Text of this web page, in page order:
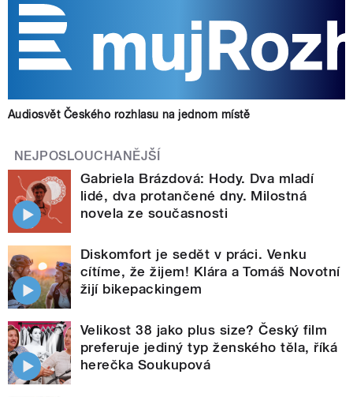
Audiosvět Českého rozhlasu na jednom místě
NEJPOSLOUCHANĚJŠÍ
Gabriela Brázdová: Hody. Dva mladí
lidé, dva protančené dny. Milostná
novela ze současnosti
Diskomfort je sedět v práci. Venku
cítíme, že žijem! Klára a Tomáš Novotní
žijí bikepackingem
Velikost 38 jako plus size? Český film
preferuje jediný typ ženského těla, říká
herečka Soukupová